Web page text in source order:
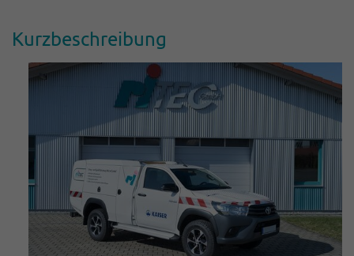
Kurz­be­schrei­bung